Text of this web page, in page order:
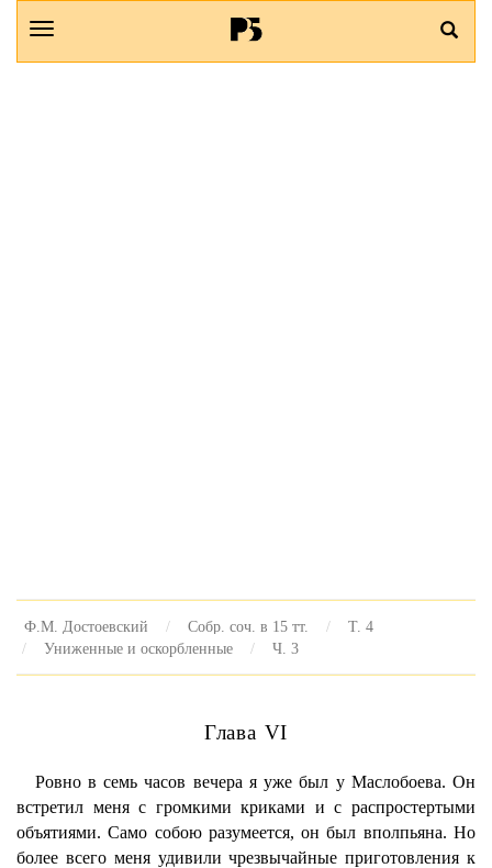
Ф.М. Достоевский Собр. соч. в 15 тт.
Т. 4
Униженные и оскорбленные
Ч. 3
Глава VI
Ровно в семь часов вечера я уже был у Маслобоева. Он
встретил меня с громкими криками и с распростертыми
объятиями. Само собою разумеется, он был вполпьяна. Но
более всего меня удивили чрезвычайные приготовления к